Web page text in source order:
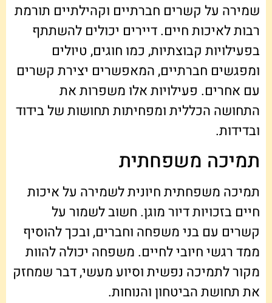
שמירה על קשרים חברתיים וקהילתיים תורמת
רבות לאיכות חיים. דיירים יכולים להשתתף
בפעילויות קבוצתיות, כמו חוגים, טיולים
ומפגשים חברתיים, המאפשרים יצירת קשרים
עם אחרים. פעילויות אלו משפרות את
התחושה הכללית ומפחיתות תחושות של בידוד
ובדידות.
תמיכה משפחתית
תמיכה משפחתית חיונית לשמירה על איכות
חיים בזכויות דיור מוגן. חשוב לשמור על
קשרים עם בני משפחה וחברים, ובכך להוסיף
ממד רגשי חיובי לחיים. משפחה יכולה להוות
מקור לתמיכה נפשית וסיוע מעשי, דבר שמחזק
את תחושת הביטחון והנוחות.